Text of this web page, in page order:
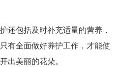
还包括及时补充适量的营养，
有全面做好养护工作，才能使
出美丽的花朵。